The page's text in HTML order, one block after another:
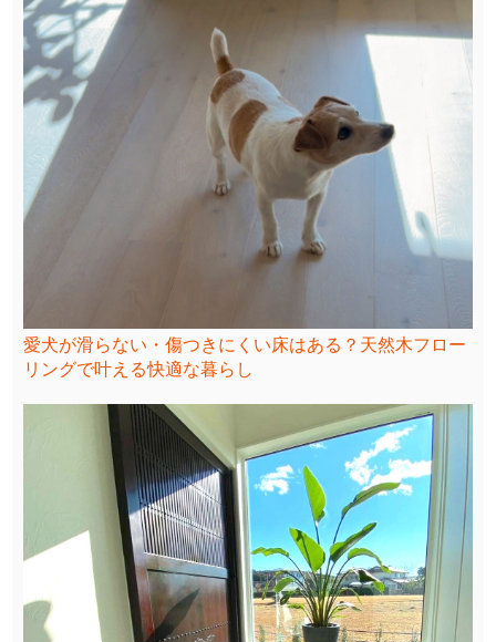
愛犬が滑らない・傷つきにくい床はある？天然木フロー
リングで叶える快適な暮らし